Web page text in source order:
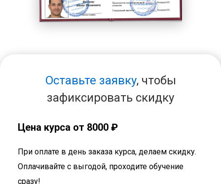
Оставьте заявку, чтобы
зафиксировать скидку
Цена курса от 8000 ₽
При оплате в день заказа курса, делаем скидку.
Оплачивайте с выгодой, проходите обучение
сразу!